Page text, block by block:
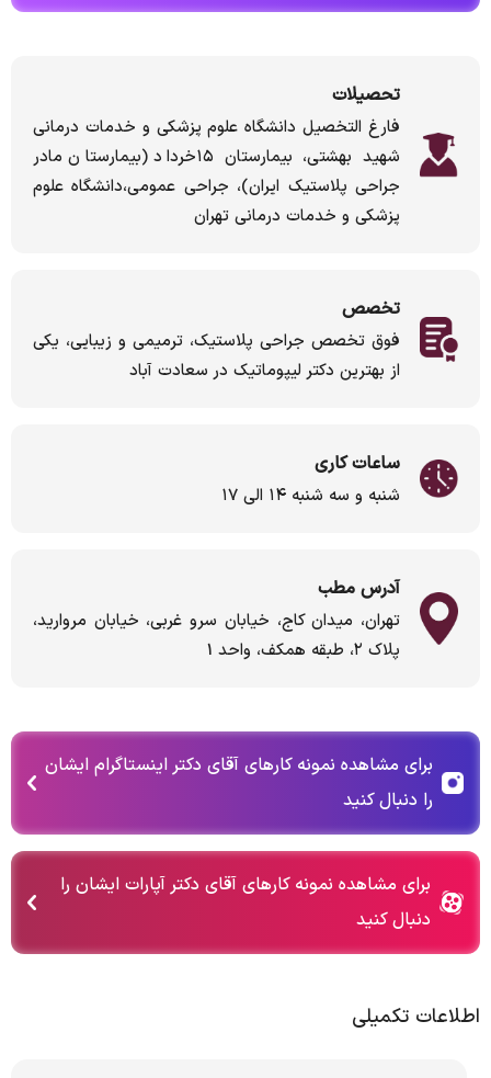
تحصیلات
فارغ التخصیل دانشگاه علوم پزشکی و خدمات درمانی
شهید بهشتی، بیمارستان ۱۵خرداد (بیمارستان مادر
جراحی پلاستیک ایران)، جراحی عمومی،دانشگاه علوم
پزشکی و خدمات درمانی تهران
تخصص
فوق تخصص جراحی پلاستیک، ترمیمی و زیبایی، یکی
از بهترین دکتر لیپوماتیک در سعادت آباد
ساعات کاری
شنبه و سه شنبه ۱۴ الی ۱۷
آدرس مطب
تهران، میدان کاج، خیابان سرو غربی، خیابان مروارید،
پلاک ۲، طبقه همکف، واحد 1
برای مشاهده نمونه کارهای آقای دکتر اینستاگرام ایشان
را دنبال کنید
برای مشاهده نمونه کارهای آقای دکتر آپارات ایشان را
دنبال کنید
اطلاعات تکمیلی